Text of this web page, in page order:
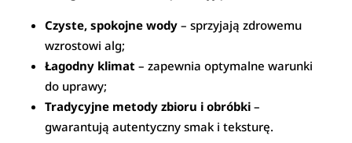
Czyste, spokojne wody – sprzyjają zdrowemu
wzrostowi alg;
Łagodny klimat – zapewnia optymalne warunki
do uprawy;
Tradycyjne metody zbioru i obróbki –
gwarantują autentyczny smak i teksturę.